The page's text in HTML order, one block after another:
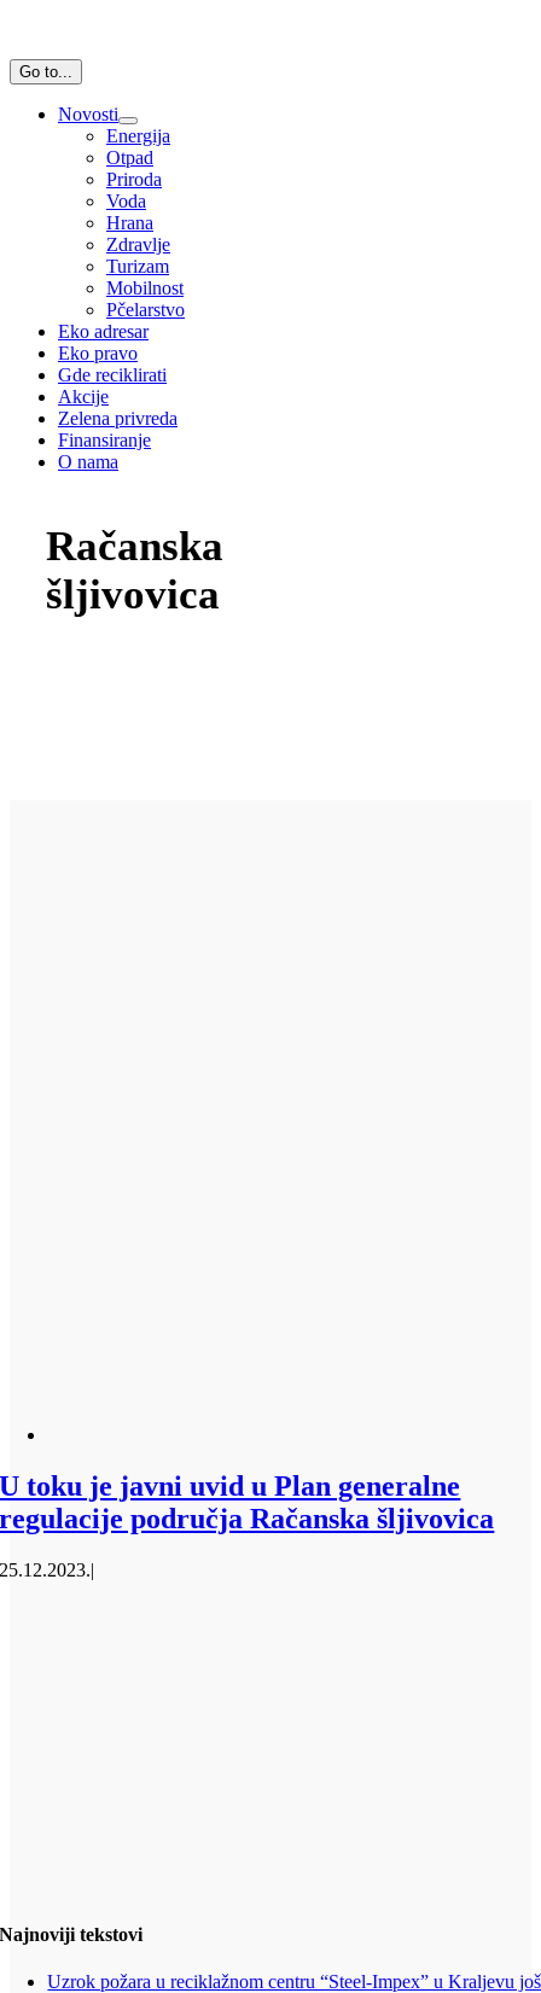
Go to...
Novosti
Energija
Otpad
Priroda
Voda
Hrana
Zdravlje
Turizam
Mobilnost
Pčelarstvo
Eko adresar
Eko pravo
Gde reciklirati
Akcije
Zelena privreda
Finansiranje
O nama
Račanska
šljivovica
U toku je javni uvid u Plan generalne
regulacije područja Račanska šljivovica
25.12.2023.|
Najnoviji tekstovi
Uzrok požara u reciklažnom centru “Steel-Impex” u Kraljevu još